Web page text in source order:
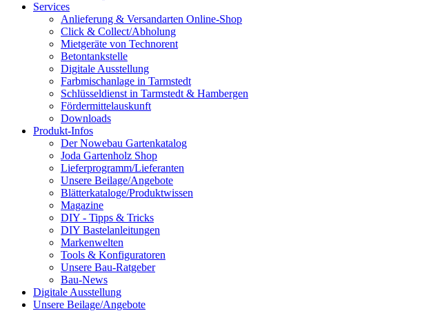
Services
Anlieferung & Versandarten Online-Shop
Click & Collect/Abholung
Mietgeräte von Technorent
Betontankstelle
Digitale Ausstellung
Farbmischanlage in Tarmstedt
Schlüsseldienst in Tarmstedt & Hambergen
Fördermittelauskunft
Downloads
Produkt-Infos
Der Nowebau Gartenkatalog
Joda Gartenholz Shop
Lieferprogramm/Lieferanten
Unsere Beilage/Angebote
Blätterkataloge/Produktwissen
Magazine
DIY - Tipps & Tricks
DIY Bastelanleitungen
Markenwelten
Tools & Konfiguratoren
Unsere Bau-Ratgeber
Bau-News
Digitale Ausstellung
Unsere Beilage/Angebote